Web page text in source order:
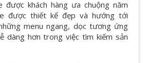
được khách hàng ưa chuộng năm
được thiết kế đẹp và hướng tới
menu ngang, dọc tương ứng
dàng hơn trong việc tìm kiếm sản